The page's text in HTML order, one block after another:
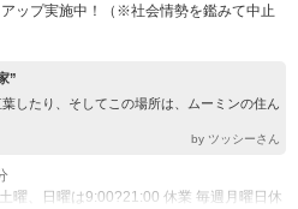
ップ実施中！（※社会情勢を鑑みて中止
”
したり、そしてこの場所は、ムーミンの住ん
by ツッシーさん
曜、日曜は9:00?21:00 休業 毎週月曜日休